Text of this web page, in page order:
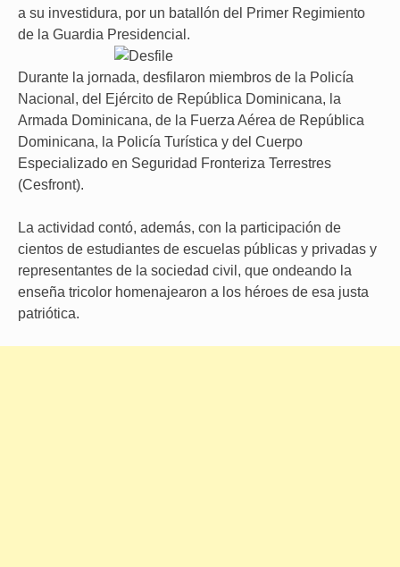
a su investidura, por un batallón del Primer Regimiento
de la Guardia Presidencial.
Durante la jornada, desfilaron miembros de la Policía
Nacional, del Ejército de República Dominicana, la
Armada Dominicana, de la Fuerza Aérea de República
Dominicana, la Policía Turística y del Cuerpo
Especializado en Seguridad Fronteriza Terrestres
(Cesfront).
La actividad contó, además, con la participación de
cientos de estudiantes de escuelas públicas y privadas y
representantes de la sociedad civil, que ondeando la
enseña tricolor homenajearon a los héroes de esa justa
patriótica.